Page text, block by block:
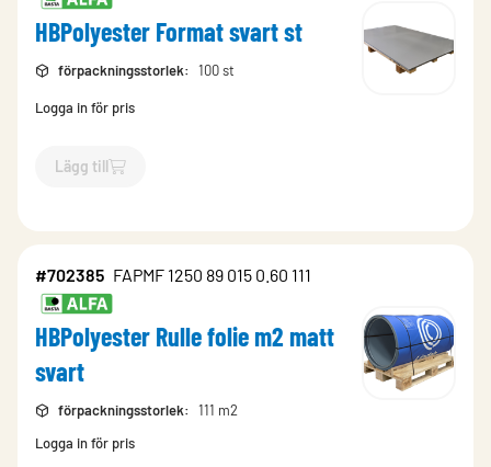
HBPolyester Format svart st
förpackningsstorlek: 100 st
Logga in för pris
Lägg till
`$Lägg till
#702385 FAPMF 1250 89 015 0.60 111
HBPolyester Rulle folie m2 matt
svart
förpackningsstorlek:
111 m2
Logga in för pris